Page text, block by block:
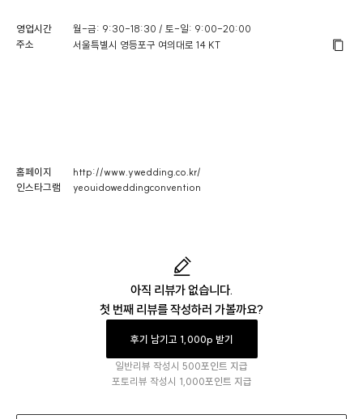
영업시간
월-금: 9:30-18:30 / 토-일: 9:00-20:00
주소
서울특별시 영등포구 여의대로 14 KT
홈페이지
http://www.ywedding.co.kr/
인스타그램
yeouidoweddingconvention
아직 리뷰가 없습니다.
첫 번째 리뷰를 작성하러 가볼까요?
후기 남기고 1,000p 받기
일반리뷰 작성시 500포인트 지급
포토리뷰 작성시 1,000포인트 지급